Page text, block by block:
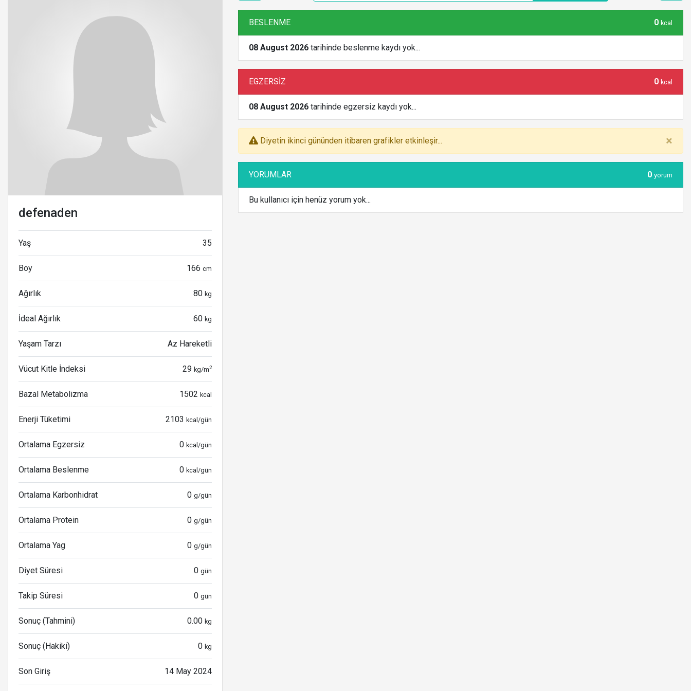
defenaden
Yaş 35
Boy 166 cm
Ağırlık 80 kg
İdeal Ağırlık 60 kg
Yaşam Tarzı Az Hareketli
Vücut Kitle İndeksi 29 kg/m2
Bazal Metabolizma 1502 kcal
Enerji Tüketimi 2103 kcal/gün
Ortalama Egzersiz 0 kcal/gün
Ortalama Beslenme 0 kcal/gün
Ortalama Karbonhidrat 0 g/gün
Ortalama Protein 0 g/gün
Ortalama Yag 0 g/gün
Diyet Süresi 0 gün
Takip Süresi 0 gün
Sonuç (Tahmini) 0.00 kg
Sonuç (Hakiki) 0 kg
Son Giriş 14 May 2024
BESLENME 0 kcal
08 August 2026 tarihinde beslenme kaydı yok...
EGZERSİZ 0 kcal
08 August 2026 tarihinde egzersiz kaydı yok...
Diyetin ikinci gününden itibaren grafikler etkinleşir... ×
YORUMLAR 0 yorum
Bu kullanıcı için henüz yorum yok...